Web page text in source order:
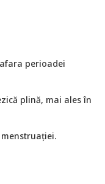
perioadei
plină, mai ales în